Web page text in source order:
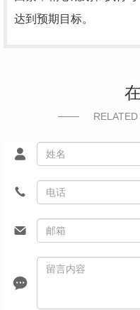
达到预期目标。